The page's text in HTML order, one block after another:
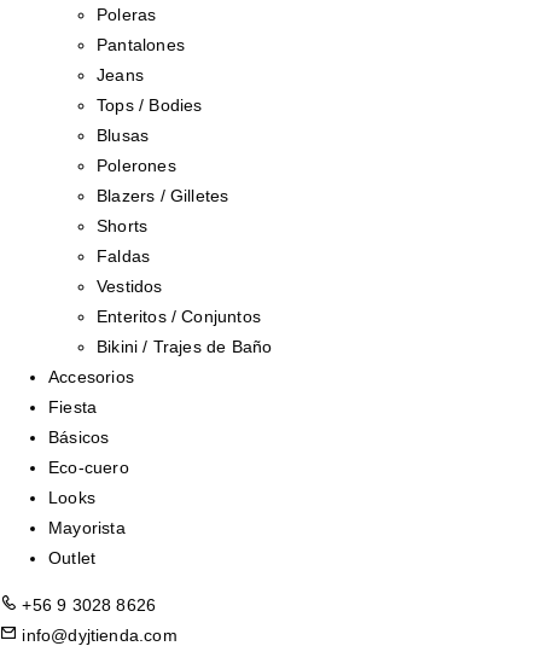
Poleras
Pantalones
Jeans
Tops / Bodies
Blusas
Polerones
Blazers / Gilletes
Shorts
Faldas
Vestidos
Enteritos / Conjuntos
Bikini / Trajes de Baño
Accesorios
Fiesta
Básicos
Eco-cuero
Looks
Mayorista
Outlet
+56 9 3028 8626
info@dyjtienda.com